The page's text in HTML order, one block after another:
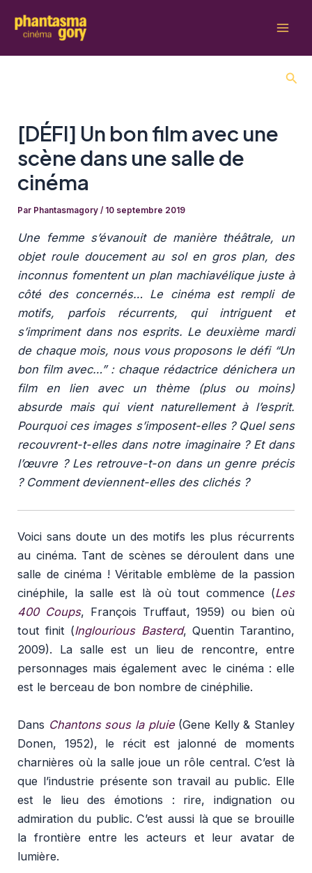
[DÉFI] Un bon film avec une
scène dans une salle de
cinéma
Par Phantasmagory/ 10 septembre 2019
Une femme s’évanouit de manière théâtrale, un
objet roule doucement au sol en gros plan, des
inconnus fomentent un plan machiavélique juste à
côté des concernés… Le cinéma est rempli de
motifs, parfois récurrents, qui intriguent et
s’impriment dans nos esprits. Le deuxième mardi
de chaque mois, nous vous proposons le défi “Un
bon film avec…” : chaque rédactrice dénichera un
film en lien avec un thème (plus ou moins)
absurde mais qui vient naturellement à l’esprit.
Pourquoi ces images s’imposent-elles ? Quel sens
recouvrent-t-elles dans notre imaginaire ? Et dans
l’œuvre ? Les retrouve-t-on dans un genre précis
? Comment deviennent-elles des clichés ?
Voici sans doute un des motifs les plus récurrents
au cinéma. Tant de scènes se déroulent dans une
salle de cinéma ! Véritable emblème de la passion
cinéphile, la salle est là où tout commence (Les
400 Coups, François Truffaut, 1959) ou bien où
tout finit (Inglourious Basterd, Quentin Tarantino,
2009). La salle est un lieu de rencontre, entre
personnages mais également avec le cinéma : elle
est le berceau de bon nombre de cinéphilie.
Dans Chantons sous la pluie(Gene Kelly & Stanley
Donen, 1952), le récit est jalonné de moments
charnières où la salle joue un rôle central. C’est là
que l’industrie présente son travail au public. Elle
est le lieu des émotions : rire, indignation ou
admiration du public. C’est aussi là que se brouille
la frontière entre les acteurs et leur avatar de
lumière.